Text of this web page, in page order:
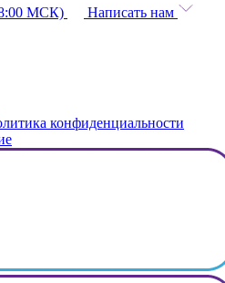
МСК)
Написать нам
конфиденциальности